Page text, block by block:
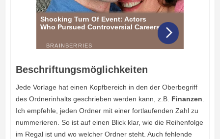
Beschriftungsmöglichkeiten
Jede Vorlage hat einen Kopfbereich in den der Oberbegriff
des Ordnerinhalts geschrieben werden kann, z.B. Finanzen
Ich empfehle, jeden Ordner mit einer fortlaufenden Zahl zu
nummerieren. So ist auf einen Blick klar, wie die Reihenfolge
im Regal ist und wo welcher Ordner steht. Auch fehlende